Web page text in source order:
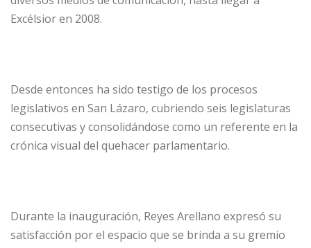
Excélsior en 2008.
Desde entonces ha sido testigo de los procesos
legislativos en San Lázaro, cubriendo seis legislaturas
consecutivas y consolidándose como un referente en la
crónica visual del quehacer parlamentario.
Durante la inauguración, Reyes Arellano expresó su
satisfacción por el espacio que se brinda a su gremio